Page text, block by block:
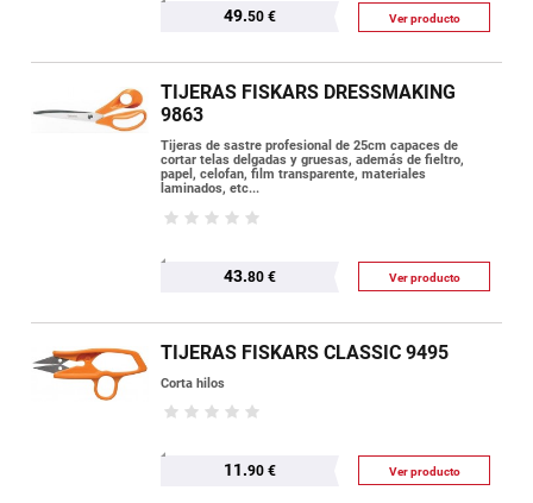
49.50 € Ver producto
TIJERAS FISKARS DRESSMAKING
9863
Tijeras de sastre profesional de 25cm capaces de
cortar telas delgadas y gruesas, además de fieltro,
papel, celofan, film transparente, materiales
laminados, etc...
43.80 € Ver producto
TIJERAS FISKARS CLASSIC 9495
Corta hilos
11.90 € Ver producto